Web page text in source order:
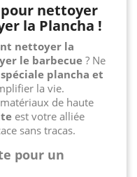
nettoyer
la Plancha !
nettoyer la
le barbecue ? Ne
plancha et
la vie.
de haute
est votre alliée
sans tracas.
pour un